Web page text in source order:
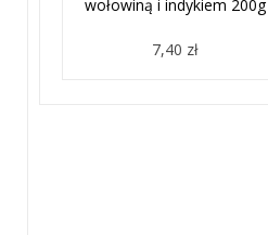
wołowiną i indykiem 200g
7,40 zł